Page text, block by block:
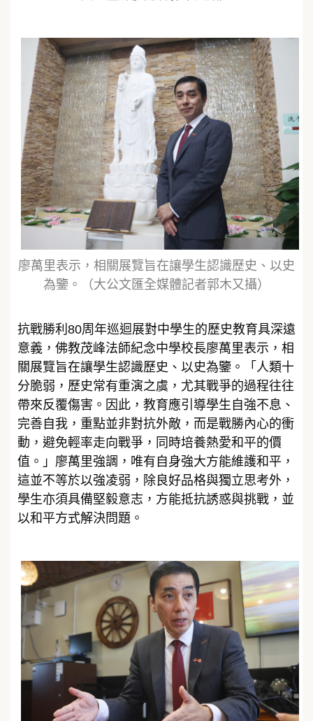
廖萬里表示，相關展覽旨在讓學生認識歷史、以史
為鑒。（大公文匯全媒體記者郭木又攝）
抗戰勝利80周年巡迴展對中學生的歷史教育具深遠
意義，佛教茂峰法師紀念中學校長廖萬里表示，相
關展覽旨在讓學生認識歷史、以史為鑒。「人類十
分脆弱，歷史常有重演之虞，尤其戰爭的過程往往
帶來反覆傷害。因此，教育應引導學生自強不息、
完善自我，重點並非對抗外敵，而是戰勝內心的衝
動，避免輕率走向戰爭，同時培養熱愛和平的價
值。」廖萬里強調，唯有自身強大方能維護和平，
這並不等於以強凌弱，除良好品格與獨立思考外，
學生亦須具備堅毅意志，方能抵抗誘惑與挑戰，並
以和平方式解決問題。